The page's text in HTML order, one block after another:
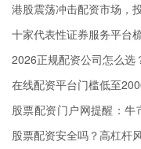
台靠谱吗？
港股震荡冲击配资市场，
十家代表性证券服务平台
2026正规配资公司怎么选
在线配资平台门槛低至
股票配资门户网提醒：
险
股票配资安全吗？高杠杆